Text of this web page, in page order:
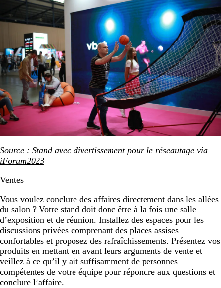
Source : Stand avec divertissement pour le réseautage via
iForum2023
Ventes
Vous voulez conclure des affaires directement dans les allées
du salon ? Votre stand doit donc être à la fois une salle
d’exposition et de réunion. Installez des espaces pour les
discussions privées comprenant des places assises
confortables et proposez des rafraîchissements. Présentez vos
produits en mettant en avant leurs arguments de vente et
veillez à ce qu’il y ait suffisamment de personnes
compétentes de votre équipe pour répondre aux questions et
conclure l’affaire.